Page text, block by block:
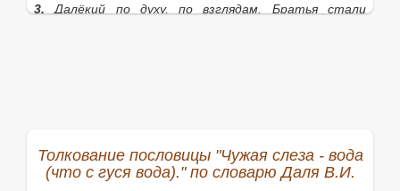
3. Далёкий по духу, по взглядам. Братья стали
Найти
Толкование пословицы "Чужая слеза - вода
(что с гуся вода)." по словарю Даля В.И.